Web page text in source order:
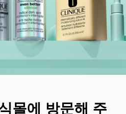
몰에 방문해 주